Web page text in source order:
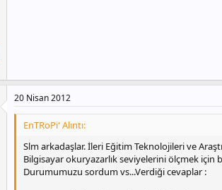
20 Nisan 2012
EnTRoPi' Alıntı:
Slm arkadaşlar. İleri Eğitim Teknolojileri ve
Bilgisayar okuryazarlık seviyelerini ölçmek için
Durumumuzu sordum vs...Verdiği cevaplar :